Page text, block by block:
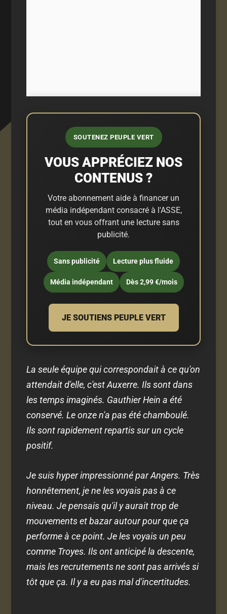
SOUTENEZ PEUPLE VERT
VOUS APPRÉCIEZ NOS
CONTENUS ?
Votre abonnement aide à financer un
média indépendant consacré à l'ASSE,
tout en vous offrant une lecture sans
publicité.
Sans publicité Lecture plus fluide
Média indépendant Dès 2,99 €/mois
JE SOUTIENS PEUPLE VERT
La seule équipe qui correspondait à ce qu'on
attendait d'elle, c'est Auxerre. Ils sont dans
les temps imaginés. Gauthier Hein a été
conservé. Le onze n'a pas été chamboulé.
Ils sont rapidement repartis sur un cycle
positif.
Je suis hyper impressionné par Angers. Très
honnêtement, je ne les voyais pas à ce
niveau. Je pensais qu'il y aurait trop de
mouvements et bazar autour pour que ça
performe à ce point. Je les voyais un peu
comme Troyes. Ils ont anticipé la descente,
mais les recrutements ne sont pas arrivés si
tôt que ça. Il y a eu pas mal d'incertitudes.